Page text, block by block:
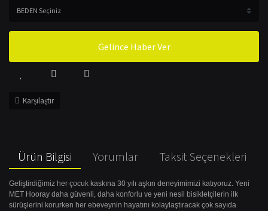
Gelince Haber Ver
Karşılaştır
Ürün Bilgisi Yorumlar Taksit Seçenekleri
Geliştirdiğimiz her çocuk kaskına 30 yılı aşkın deneyimimizi katıyoruz. Yeni
MET Hooray daha güvenli, daha konforlu ve yeni nesil bisikletçilerin ilk
sürüşlerini korurken her ebeveynin hayatını kolaylaştıracak çok sayıda